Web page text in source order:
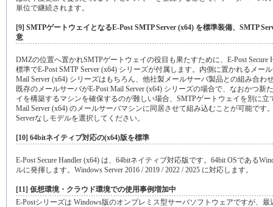
単位で継続されます。
[9] SMTPゲートウェイとなるE-Post SMTP Server (x64) を標準装備、SMTP
意
DMZの位置へ置かれSMTPゲートウェイの役目も果たすために、E-Post Secure
標準でE-Post SMTP Server (x64) シリーズが付属します。内側に置かれるメー
Mail Server (x64) シリーズはもちろん、他社製メールサーバ製品との組み合わ
既存のメールサーバがE-Post Mail Server (x64) シリーズの場合で、なおかつ新
イを構築するマシンを確保するのが難しい場合、SMTPゲートウェイを別に立
Mail Server (x64) のメールサーバマシンに同居させて組み込むことが可能です
Serverなしモデルを選択してください。
[10] 64bitネイティブ対応の(x64)版を標準
E-Post Secure Handler (x64) は、64bitネイティブ対応版です。64bit OSである
ルに発揮します。Windows Server 2016 / 2019 / 2022 / 2025 に対応します。
[11] 仮想環境・クラウド環境での使用事例増加中
E-Postシリーズは Windows版のオンプレミス型サーバソフトウェアですが、最